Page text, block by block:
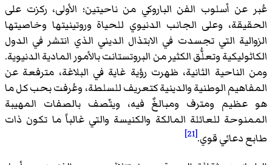
عُبر عن أسلوب الفن الباروكي من ناحيتين؛ الأولى، ركزت على
الحقيقة، وعلى الجانب الدنيوي للحياة وروتينيتها وخاصيتها
الزوالية التي تجسدت في الابتذال الديني الذي انتشر في الدول
الكاثوليكية وتعلُّق الكثير من البروتستانت بالأمور المادية الدنيوية.
ومن الناحية الثانية، ظهرت رؤية غاية في البلاغة، مترفعة عن
المفاهيم الوطنية والدينية كتعريف للسلطة، وعُرفت بحب كل ما
هو عظيم ومترف ومبالغٌ فيه، ويتّصف بالصفات المهيبة
الممنوحة للعائلة المالكة والكنيسة والتي غالباً ما تكون ذات
طابع دعائي قوي.[21]